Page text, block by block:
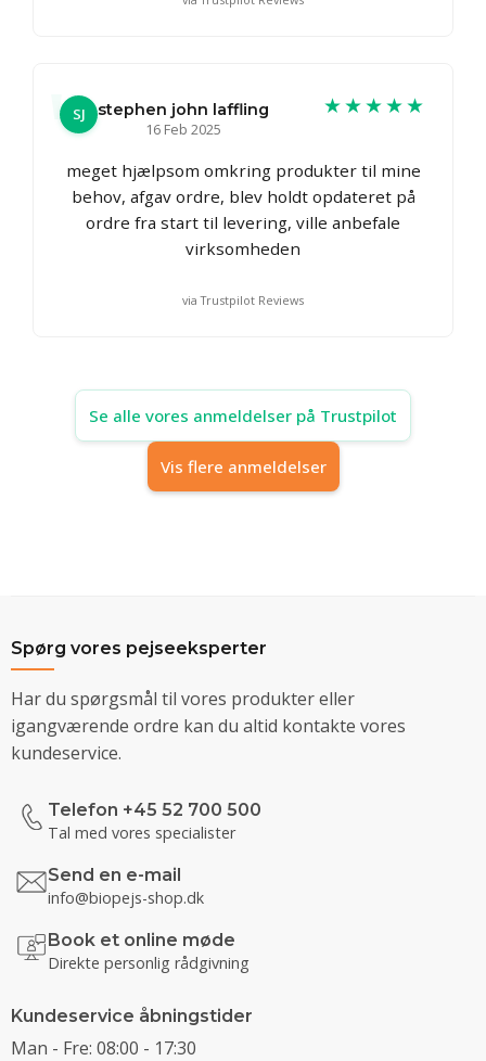
SJ
stephen john laffling
16 Feb 2025
★★★★★
meget hjælpsom omkring produkter til mine
behov, afgav ordre, blev holdt opdateret på
ordre fra start til levering, ville anbefale
virksomheden
via Trustpilot Reviews
Se alle vores anmeldelser på Trustpilot
Vis flere anmeldelser
Spørg vores pejseeksperter
Har du spørgsmål til vores produkter eller
igangværende ordre kan du altid kontakte vores
kundeservice.
Telefon +45 52 700 500
Tal med vores specialister
Send en e-mail
info@biopejs-shop.dk
Book et online møde
Direkte personlig rådgivning
Kundeservice åbningstider
Man - Fre: 08:00 - 17:30